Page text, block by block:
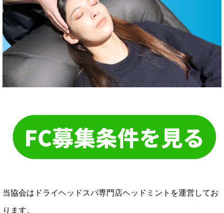
当協会はドライヘッドスパ専門店ヘッドミントを運営してお
ります。